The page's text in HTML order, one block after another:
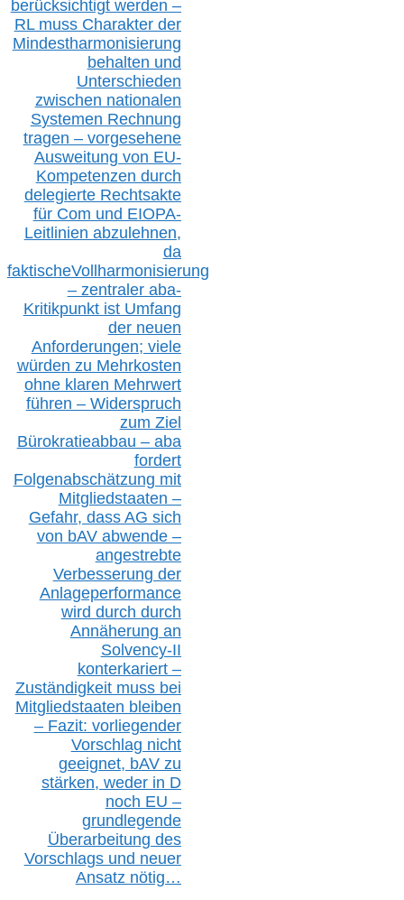
berücksichtigt werden –
RL mussCharakter der
Mindestharmonisierung
behalten und
Unterschieden
zwischen nationalen
Systemen Rechnung
tragen – vorgesehene
Ausweitung von EU-
Kompetenzen durch
delegierte Rechtsakte
für Com und EIOPA-
Leitlinien abzulehnen,
da
faktischeVollharmonisierung
– zentraler aba-
Kritikpunkt ist Umfang
der neuen
Anforderungen; viele
würden zu Mehrkosten
ohne klaren Mehrwert
führen – Widerspruch
zum Ziel
Bürokratieabbau – aba
fordert
Folgenabschätzung mit
Mitgliedstaaten –
Gefahr, dass AG sich
von bAV abwende –
angestrebte
Verbesserung der
Anlageperformance
wird durch durch
Annäherung an
Solvency-II
konterkariert –
Zuständigkeit muss bei
Mitgliedstaaten bleiben
– Fazit: vorliegender
Vorschlag nicht
geeignet, bAVzu
stärken, weder in D
noch EU –
grundlegende
Überarbeitung des
Vorschlags und neuer
Ansatz nötig…